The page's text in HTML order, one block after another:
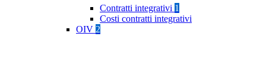
Contratti integrativi 1
Costi contratti integrativi
OIV 2